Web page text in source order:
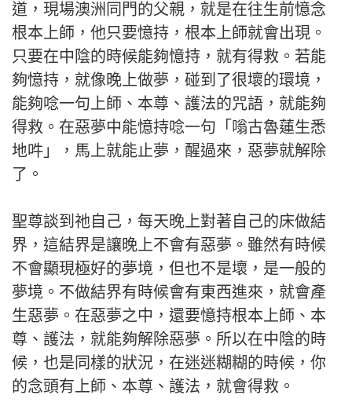
道，現場澳洲同門的父親，就是在往生前憶念
根本上師，他只要憶持，根本上師就會出現。
只要在中陰的時候能夠憶持，就有得救。若能
夠憶持，就像晚上做夢，碰到了很壞的環境，
能夠唸一句上師、本尊、護法的咒語，就能夠
得救。在惡夢中能憶持唸一句「嗡古魯蓮生悉
地吽」，馬上就能止夢，醒過來，惡夢就解除
了。
聖尊談到祂自己，每天晚上對著自己的床做結
界，這結界是讓晚上不會有惡夢。雖然有時候
不會顯現極好的夢境，但也不是壞，是一般的
夢境。不做結界有時候會有東西進來，就會產
生惡夢。在惡夢之中，還要憶持根本上師、本
尊、護法，就能夠解除惡夢。所以在中陰的時
候，也是同樣的狀況，在迷迷糊糊的時候，你
的念頭有上師、本尊、護法，就會得救。